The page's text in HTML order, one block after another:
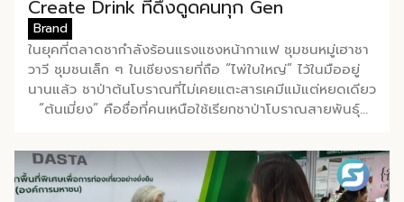
ไม่ว่าจะเป็น ‘วิมุตติ’ ครีมบำรุงผิวอเนกประสงค์สารสกัด
สมุนไพรและน้ำมันหอมระเหยไทย วิสาหกิจชุมชนอย่างกลุ่ม
‘ท่าสุด’ พิสูจน์ให้เห็นแล้วว่า ถ้ามีวัตถุดิบที่ดี มีภูมิปัญญาที่แท้
จริง และกล้าลงทุนในมาตรฐานกับนวัตกรรม สินค้าชุมชนก็
สามารถยืนในตลาด […]
Create Drink ที่ดึงดูดคนทุก Gen
Brand
ในยุคที่ตลาดชากำลังร้อนแรงแซงหน้ากาแฟ ชุมชนหมู่เฮาชา
วาวี ชุมชนเล็ก ๆ ในเชียงรายที่ถือ “ไพ่ใบใหญ่” ไว้ในมืออยู่
นานแล้ว ชาป่าต้นโบราณที่ไม่เคยแตะสารเคมีแม้แต่หยดเดียว
“ต้นเมี่ยง” คือชื่อที่คนเหนือใช้เรียกชาป่าโบราณสายพันธุ์
ใหม่ทั่วไปตรงที่ต้นไม้เหล่านี้ผ่านเวลามาหลายสิบหลายร้อยปี
โดยไม่ต้องพึ่งปุ๋ยหรือยาฆ่าแมลงแต่อย่างใด สำหรับกลุ่ม
หมู่เฮาชาวาวี จังหวัดเชียงราย มีวิธีการดูแลสวนชาของชุมชน